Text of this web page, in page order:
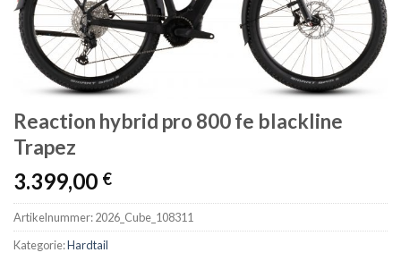
Reaction hybrid pro 800 fe blackline
Trapez
3.399,00 €
Artikelnummer:2026_Cube_108311
Kategorie:Hardtail